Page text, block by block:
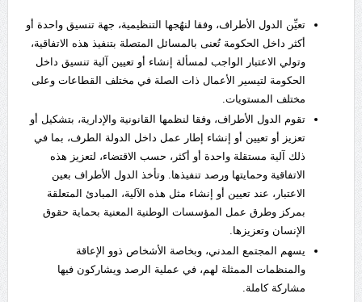
تعيِّن الدول الأطراف، وفقا لنهُجها التنظيمية، جهة تنسيق واحدة أو
أكثر داخل الحكومة تُعنى بالمسائل المتصلة بتنفيذ هذه الاتفاقية،
وتولي الاعتبار الواجب لمسألة إنشاء أو تعيين آلية تنسيق داخل
الحكومة لتيسير الأعمال ذات الصلة في مختلف القطاعات وعلى
مختلف المستويات.
تقوم الدول الأطراف، وفقا لنظمها القانونية والإدارية، بتشكيل أو
تعزيز أو تعيين أو إنشاء إطار عمل داخل الدولة الطرف، بما في
ذلك آلية مستقلة واحدة أو أكثر، حسب الاقتضاء، لتعزيز هذه
الاتفاقية وحمايتها ورصد تنفيذها. وتأخذ الدول الأطراف بعين
الاعتبار، عند تعيين أو إنشاء مثل هذه الآلية، المبادئ المتعلقة
بمركز وطرق عمل المؤسسات الوطنية المعنية بحماية حقوق
الإنسان وتعزيزها.
يسهم المجتمع المدني، وبخاصة الأشخاص ذوو الإعاقة
والمنظمات الممثلة لهم، في عملية الرصد ويشاركون فيها
مشاركة كاملة.